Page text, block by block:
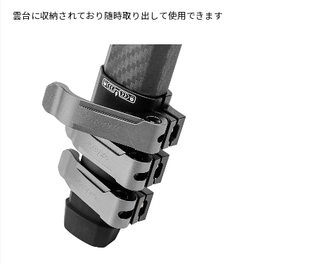
雲台に収納されており随時取り出して使用できます